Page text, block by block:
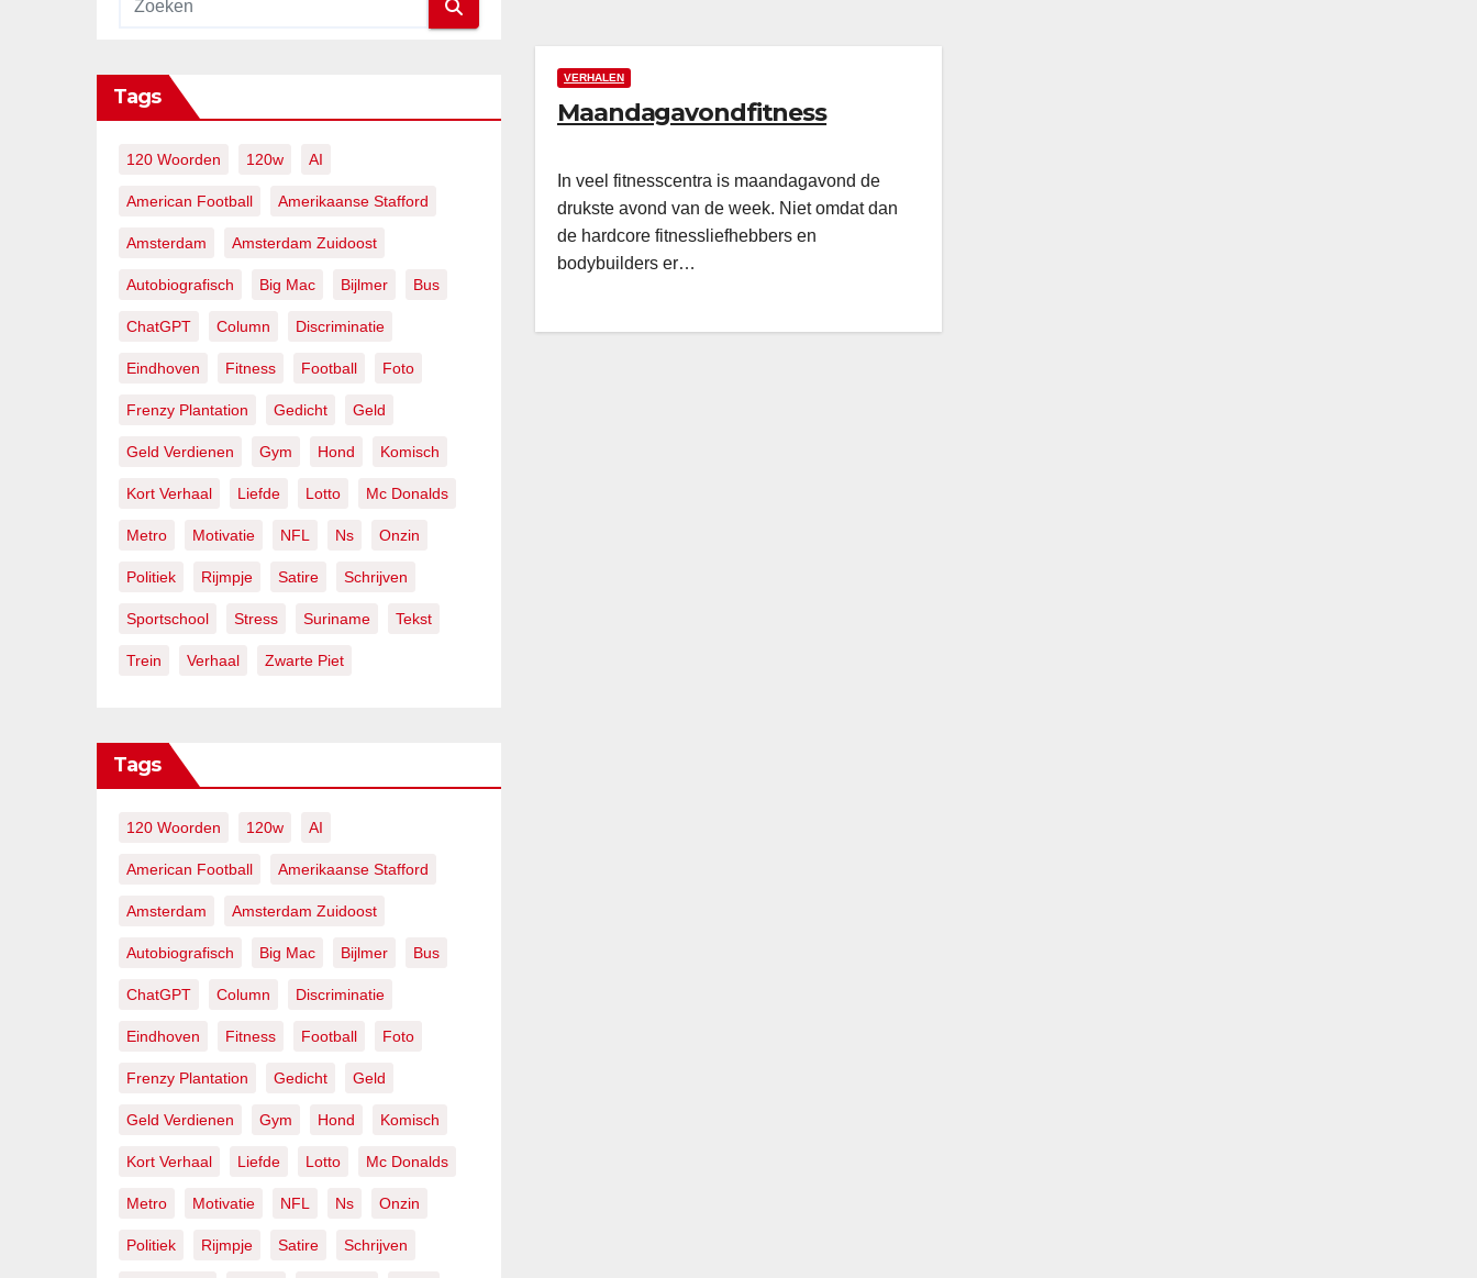
Tags
120 Woorden 120w AI
American Football Amerikaanse Stafford
Amsterdam Amsterdam Zuidoost
Autobiografisch Big Mac Bijlmer Bus
ChatGPT Column Discriminatie
Eindhoven Fitness Football Foto
Frenzy Plantation Gedicht Geld
Geld Verdienen Gym Hond Komisch
Kort Verhaal Liefde Lotto Mc Donalds
Metro Motivatie NFL Ns Onzin
Politiek Rijmpje Satire Schrijven
Sportschool Stress Suriname Tekst
Trein Verhaal Zwarte Piet
Tags
120 Woorden 120w AI
American Football Amerikaanse Stafford
Amsterdam Amsterdam Zuidoost
Autobiografisch Big Mac Bijlmer Bus
ChatGPT Column Discriminatie
Eindhoven Fitness Football Foto
Frenzy Plantation Gedicht Geld
Geld Verdienen Gym Hond Komisch
Kort Verhaal Liefde Lotto Mc Donalds
Metro Motivatie NFL Ns Onzin
Politiek Rijmpje Satire Schrijven
VERHALEN
Maandagavondfitness
In veel fitnesscentra is maandagavond de
drukste avond van de week. Niet omdat dan
de hardcore fitnessliefhebbers en
bodybuilders er…